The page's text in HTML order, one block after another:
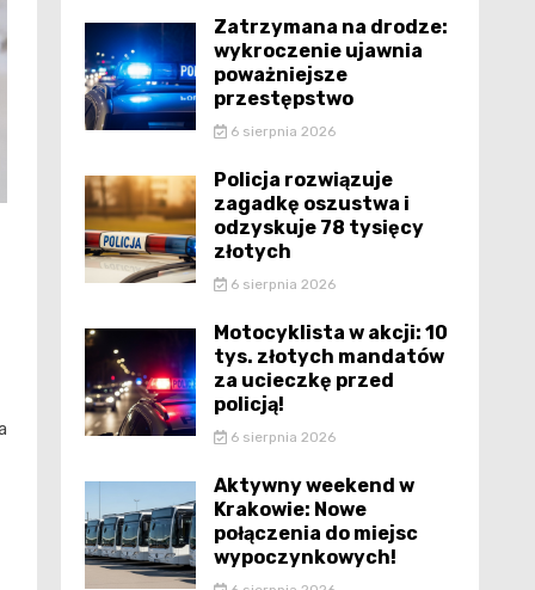
Zatrzymana na drodze:
wykroczenie ujawnia
poważniejsze
przestępstwo
6 sierpnia 2026
Policja rozwiązuje
zagadkę oszustwa i
odzyskuje 78 tysięcy
złotych
6 sierpnia 2026
Motocyklista w akcji: 10
tys. złotych mandatów
za ucieczkę przed
policją!
6 sierpnia 2026
Aktywny weekend w
Krakowie: Nowe
połączenia do miejsc
wypoczynkowych!